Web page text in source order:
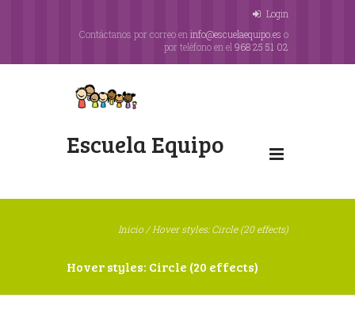
Login
Contáctanos por correo en info@escuelaequipo.es o
por teléfono en el 968 25 51 02
Escuela Equipo
Inicio/Hover styles: Circle (20 effects)
Hover styles: Circle (20 effects)